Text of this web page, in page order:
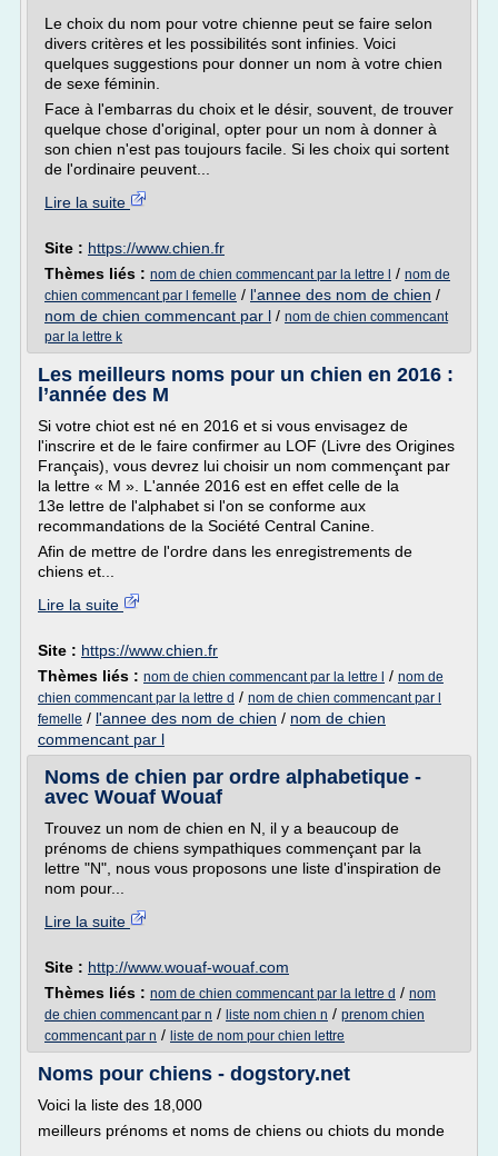
Le choix du nom pour votre chienne peut se faire selon
divers critères et les possibilités sont infinies. Voici
quelques suggestions pour donner un nom à votre chien
de sexe féminin.
Face à l'embarras du choix et le désir, souvent, de trouver
quelque chose d'original, opter pour un nom à donner à
son chien n'est pas toujours facile. Si les choix qui sortent
de l'ordinaire peuvent...
Lire la suite
Site : https://www.chien.fr
Thèmes liés : nom de chien commencant par la lettre l / nom de
chien commencant par l femelle / l'annee des nom de chien /
nom de chien commencant par l / nom de chien commencant
par la lettre k
Les meilleurs noms pour un chien en 2016 :
l’année des M
Si votre chiot est né en 2016 et si vous envisagez de
l'inscrire et de le faire confirmer au LOF (Livre des Origines
Français), vous devrez lui choisir un nom commençant par
la lettre « M ». L'année 2016 est en effet celle de la
13e lettre de l'alphabet si l'on se conforme aux
recommandations de la Société Central Canine.
Afin de mettre de l'ordre dans les enregistrements de
chiens et...
Lire la suite
Site : https://www.chien.fr
Thèmes liés : nom de chien commencant par la lettre l / nom de
chien commencant par la lettre d / nom de chien commencant par l
femelle / l'annee des nom de chien / nom de chien
commencant par l
Noms de chien par ordre alphabetique -
avec Wouaf Wouaf
Trouvez un nom de chien en N, il y a beaucoup de
prénoms de chiens sympathiques commençant par la
lettre "N", nous vous proposons une liste d'inspiration de
nom pour...
Lire la suite
Site : http://www.wouaf-wouaf.com
Thèmes liés : nom de chien commencant par la lettre d / nom
de chien commencant par n / liste nom chien n / prenom chien
commencant par n / liste de nom pour chien lettre
Noms pour chiens - dogstory.net
Voici la liste des 18,000
meilleurs prénoms et noms de chiens ou chiots du monde